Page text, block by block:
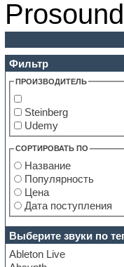
Фильтр
ПРОИЗВОДИТЕЛЬ
Steinberg
Udemy
СОРТИРОВАТЬ ПО
Название
Популярность
Цена
Дата поступления
Выберите звуки по
Ableton Live